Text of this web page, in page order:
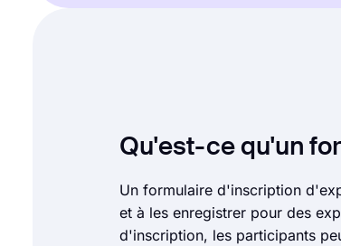
Qu'est-ce qu'un
Un formulaire d'inscription
et à les enregistrer pour des
d'inscription, les participants